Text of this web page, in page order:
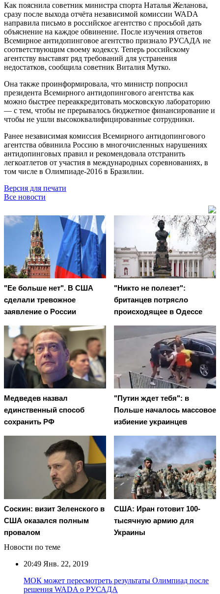
Как пояснила советник министра спорта Наталья Желанова,
сразу после выхода отчёта независимой комиссии WADA
направила письмо в российское агентство с просьбой дать
объяснение на каждое обвинение. После изучения ответов
Всемирное антидопинговое агентство признало РУСАДА не
соответствующим своему кодексу. Теперь российскому
агентству выставят ряд требований для устранения
недостатков, сообщила советник Виталия Мутко.
Она также проинформировала, что министр попросил
президента Всемирного антидопингового агентства как
можно быстрее переаккредитовать московскую лабораторию
— с тем, чтобы не прерывалось бюджетное финансирование и
чтобы не ушли высококвалифицированные сотрудники.
Ранее независимая комиссия Всемирного антидопингового
агентства обвинила Россию в многочисленных нарушениях
антидопинговых правил и рекомендовала отстранить
легкоатлетов от участия в международных соревнованиях, в
том числе в Олимпиаде-2016 в Бразилии.
Версия для печати
Все новости
"Ее больше нет". В США
сделали тревожное
заявление о России
"Никто не полезет":
британцев потрясло
происходящее в Одессе
Медведев назвал
единственный способ
сохранить РФ
"Путин ждет тебя": в
Польше началось массовое
избиение украинцев
Соскин: визит Зеленского в
США оказался полным
провалом
США: Иран готовит 100-
тысячную армию для
Украины
Новости по теме
20:49 Янв. 22, 2019
МОК может пересмотреть результаты Олимпиад после
решения WADA о РУСАДА